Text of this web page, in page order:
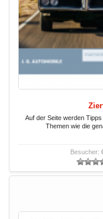
Auf der Seite werden
Themen wie die
Besucher: